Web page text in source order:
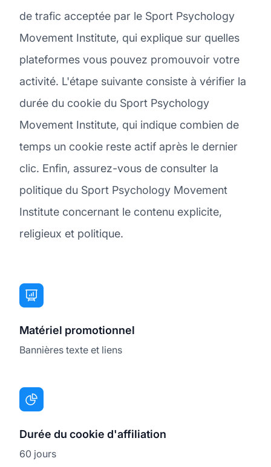
de trafic acceptée par le Sport Psychology
Movement Institute, qui explique sur quelles
plateformes vous pouvez promouvoir votre
activité. L'étape suivante consiste à vérifier la
durée du cookie du Sport Psychology
Movement Institute, qui indique combien de
temps un cookie reste actif après le dernier
clic. Enfin, assurez-vous de consulter la
politique du Sport Psychology Movement
Institute concernant le contenu explicite,
religieux et politique.
Matériel promotionnel
Bannières texte et liens
Durée du cookie d'affiliation
60 jours